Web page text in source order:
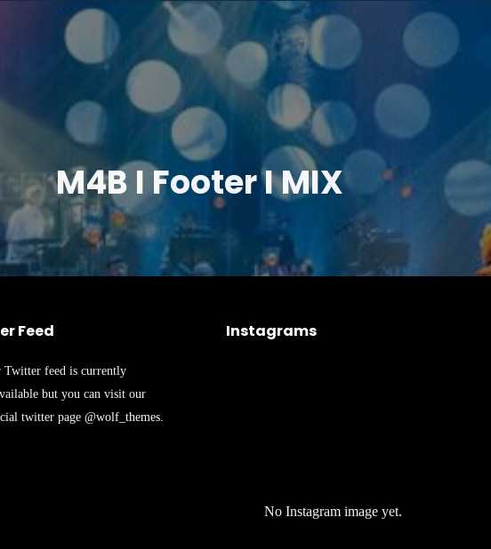
M4B I Footer I MIX
Feed
Twitter feed is currently
but you can visit our
twitter page@wolf_themes.
Instagrams
No Instagram image yet.